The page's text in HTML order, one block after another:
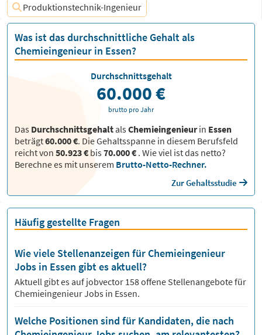
Produktionstechnik-Ingenieur
Was ist das durchschnittliche Gehalt als
Chemieingenieur in Essen?
Das DurchschnittsgehaltalsChemieingenieurin Essen
beträgt60.000 €. Die Gehaltsspanne in diesem Berufsfeld
reicht von 50.923 € bis70.000 € . Wie viel ist das netto?
Berechne es mit unserem Brutto-Netto-Rechner.
Zur Gehaltsstudie
Durchschnittsgehalt
60.000 €
brutto pro Jahr
Häufig gestellte Fragen
Wie viele Stellenanzeigen für Chemieingenieur
Jobs in Essen gibt es aktuell?
Aktuell gibt es auf jobvector 158offene Stellenangebote für
Chemieingenieur Jobs in Essen.
Welche Positionen sind für Kandidaten, die nach